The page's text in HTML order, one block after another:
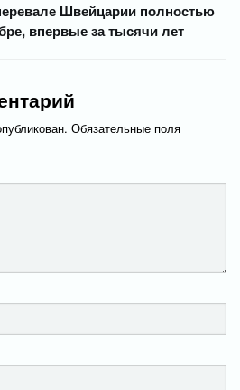
Швейцарии полностью
впервые за тысячи лет
Обязательные поля